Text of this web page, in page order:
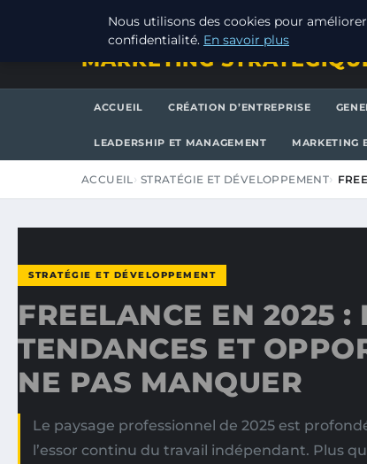
JEUDI 6 AOÛT 2026
MARKETING
ACCUEIL CRÉATION D’ENTREPRISE
LEADERSHIP ET MANAGEMENT MARKETING
ACCUEIL STRATÉGIE ET DÉVELOPPEMENT
STRATÉGIE ET DÉVELOPPEMENT
FREELANCE EN 2025 :
TENDANCES ET
NE PAS MANQUER
Le paysage professionnel de 2025 est
l’essor continu du travail indépendant. Plus
Nous utilisons des cookies pour
confidentialité. En savoir plus